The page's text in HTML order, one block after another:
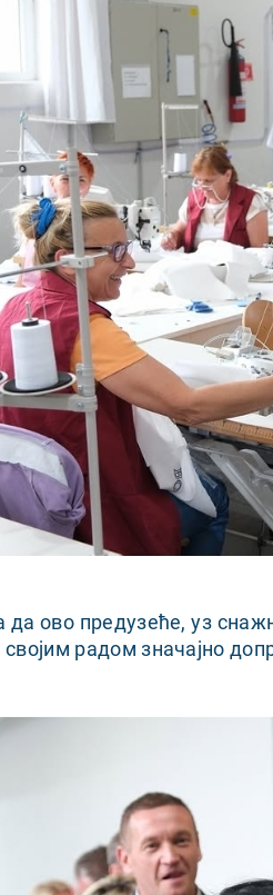
да ово предузеће, уз
својим радом значајно